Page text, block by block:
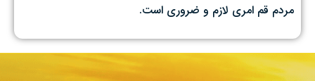
مردم قم امری لازم و ضروری است.